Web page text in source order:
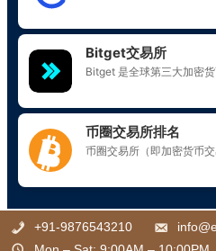
Skip
+91-9876543210